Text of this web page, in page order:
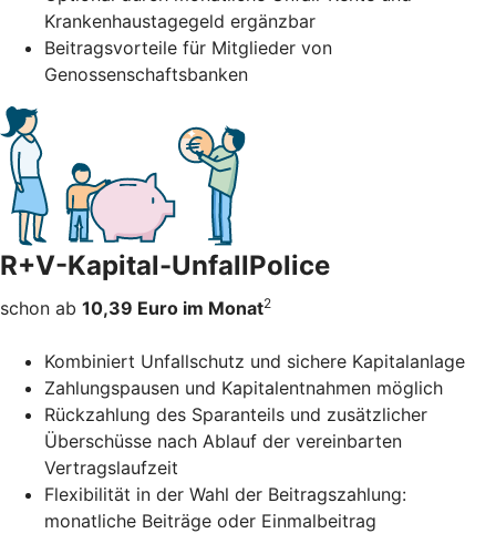
Krankenhaustagegeld ergänzbar
Beitragsvorteile für Mitglieder von
Genossenschaftsbanken
R+V-Kapital-UnfallPolice
schon ab 10,39 Euro im Monat2
Kombiniert Unfallschutz und sichere Kapitalanlage
Zahlungspausen und Kapitalentnahmen möglich
Rückzahlung des Sparanteils und zusätzlicher
Überschüsse nach Ablauf der vereinbarten
Vertragslaufzeit
Flexibilität in der Wahl der Beitragszahlung:
monatliche Beiträge oder Einmalbeitrag